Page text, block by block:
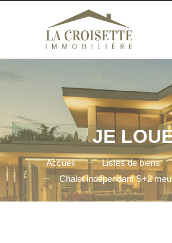
JE
Accueil Listes de biens
Chalet indépendant S+2